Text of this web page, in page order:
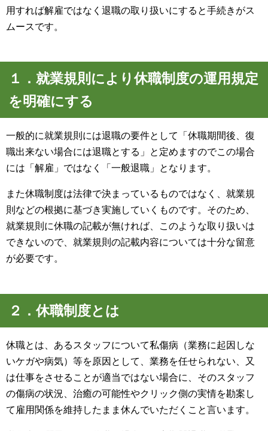
用すれば解雇ではなく退職の取り扱いにすると手続きがス
ムースです。
１．就業規則により休職制度の運用規定
を明確にする
一般的に就業規則には退職の要件として「休職期間後、復
職出来ない場合には退職とする」と定めますのでこの場合
には「解雇」ではなく「一般退職」となります。
また休職制度は法律で決まっているものではなく、就業規
則などの根拠に基づき実施していくものです。そのため、
就業規則に休職の記載が無ければ、このような取り扱いは
できないので、就業規則の記載内容については十分な留意
が必要です。
２．休職制度とは
休職とは、あるスタッフについて私傷病（業務に起因しな
いケガや病気）等を原因として、業務を任せられない、又
は仕事をさせることが適当ではない場合に、そのスタッフ
の傷病の状況、治癒の可能性やクリック側の実情を勘案し
て雇用関係を維持したまま休んでいただくこと言います。